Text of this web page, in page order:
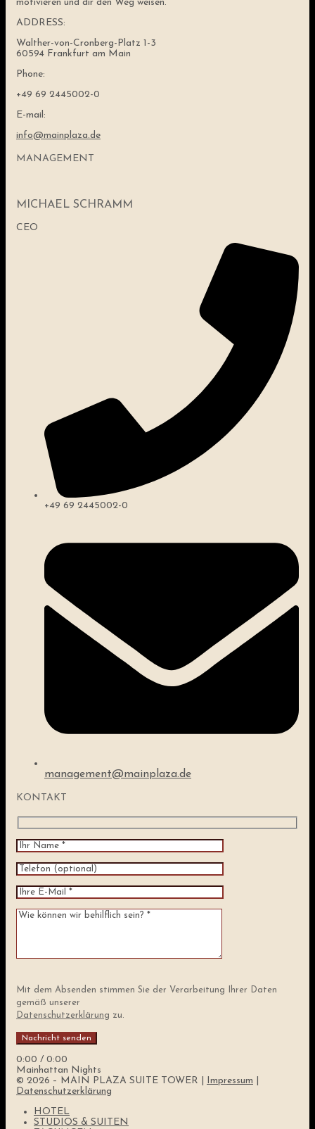
motivieren und dir den Weg weisen.
ADDRESS:
Walther-von-Cronberg-Platz 1-3
60594 Frankfurt am Main
Phone:
+49 69 2445002-0
E-mail:
info@mainplaza.de
MANAGEMENT
MICHAEL SCHRAMM
CEO
+49 69 2445002-0
management@mainplaza.de
KONTAKT
Mit dem Absenden stimmen Sie der Verarbeitung Ihrer Daten
gemäß unserer
Datenschutzerklärung zu.
0:00 / 0:00
Mainhattan Nights
© 2026 – MAIN PLAZA SUITE TOWER |
Impressum
Datenschutzerklärung
HOTEL
STUDIOS & SUITEN